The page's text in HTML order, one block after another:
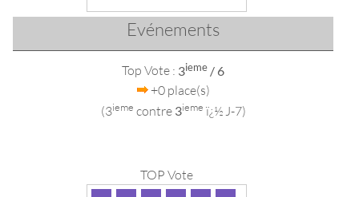
Evénements
Top Vote : 3ieme / 6
+0 place(s)
(3ieme contre 3ieme ï¿½ J-7)
TOP Vote